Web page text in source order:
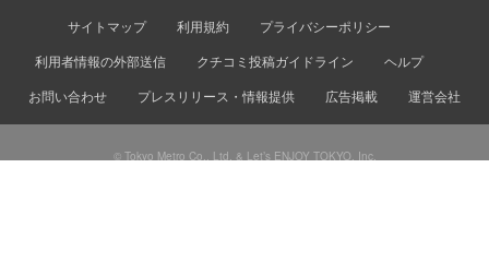
サイトマップ 利用規約
プライバシーポリシー
利用者情報の外部送信
クチコミ投稿ガイドライン
ヘルプ
お問い合わせ
プレスリリース・情報提供 広告掲載 運営会社
© Tokyo Metro Co., Ltd. & Let’s ENJOY TOKYO, Inc.